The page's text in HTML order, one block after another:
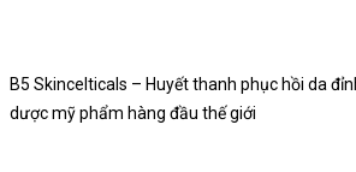
B5 Skincelticals – Huyết thanh phục hồi da
dược mỹ phẩm hàng đầu thế giới